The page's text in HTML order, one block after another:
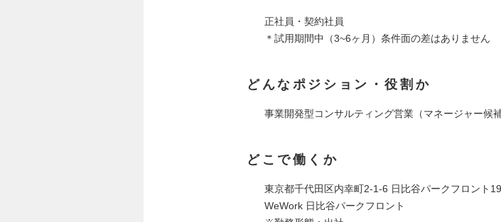
正社員・契約社員
＊試用期間中（3~6ヶ月）条件面の差はありません
どんなポジション・役割か
事業開発型コンサルティング営業（マネージャー候補
どこで働くか
東京都千代田区内幸町2-1-6 日比谷パークフロント
WeWork 日比谷パークフロント